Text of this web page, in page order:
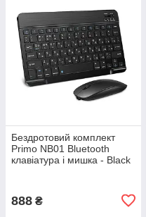
Бездротовий комплект
Primo NB01 Bluetooth
клавіатура і мишка - Black
888 ₴